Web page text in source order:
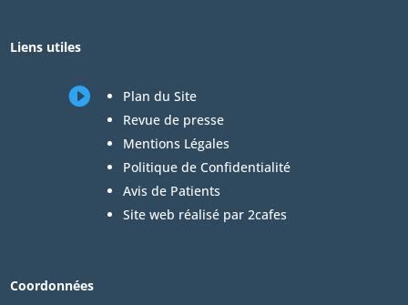
Liens utiles

Plan du Site
Revue de presse
Mentions Légales
Politique de Confidentialité
Avis de Patients
Site web réalisé par 2cafes
Coordonnées